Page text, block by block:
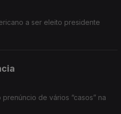
a ser eleito presidente
de vários “casos” na